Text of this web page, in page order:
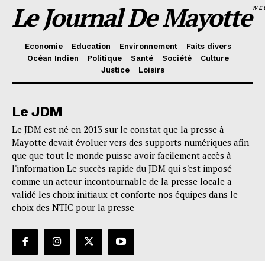
Le Journal De Mayotte
Economie Education Environnement
Faits divers
Océan Indien
Politique Santé Société
Culture
Justice
Loisirs
Le JDM
Le JDM est né en 2013 sur le constat que la presse à
Mayotte devait évoluer vers des supports numériques afin
que que tout le monde puisse avoir facilement accès à
l'information Le succès rapide du JDM qui s'est imposé
comme un acteur incontournable de la presse locale a
validé les choix initiaux et conforte nos équipes dans le
choix des NTIC pour la presse